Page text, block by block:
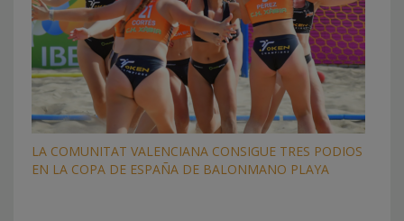
LA COMUNITAT VALENCIANA CONSIGUE TRES PODIOS
EN LA COPA DE ESPAÑA DE BALONMANO PLAYA